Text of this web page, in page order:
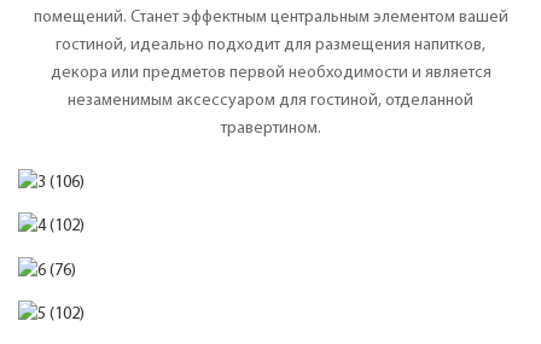
помещений. Станет эффектным центральным элементом вашей
гостиной, идеально подходит для размещения напитков,
декора или предметов первой необходимости и является
незаменимым аксессуаром для гостиной, отделанной
травертином.